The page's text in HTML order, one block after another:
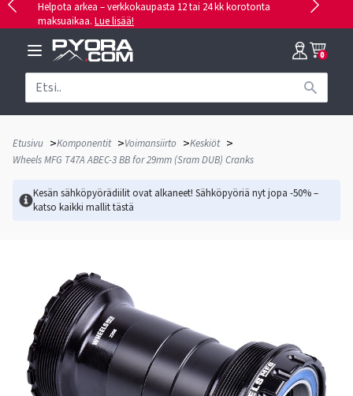
Helpota arkea – verkkokaupasta 12 tai 24 kk korotonta
maksuaikaa. Lue lisää!
0
Etusivu >Komponentit >Voimansiirto >Keskiöt >
Wheels MFG T47A ABEC-3 BB for 29mm (Sram DUB) Cranks
Kesän sähköpyörädiilit ovat alkaneet! Sähköpyöriä nyt jopa -50% –
katso kaikki mallittästä